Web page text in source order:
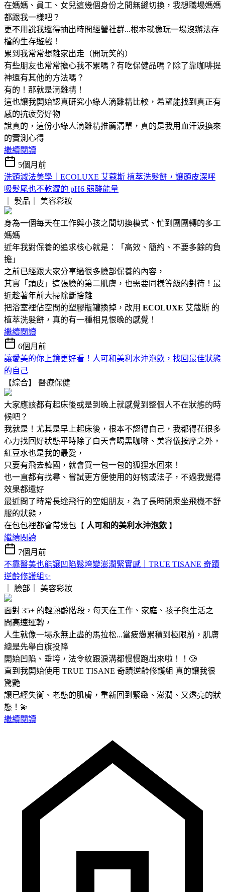
在媽媽、員工、女兒這幾個身份之間無縫切換，我想職場媽媽
都跟我一樣吧？
更不用說我還得抽出時間經營社群...根本就像玩一場沒辦法存
檔的生存遊戲！
累到我常常想離家出走（開玩笑的）
有些朋友也常常擔心我不累嗎？有吃保健品嗎？除了靠咖啡提
神還有其他的方法嗎？
有的！那就是滴雞精！
這也讓我開始認真研究小綠人滴雞精比較，希望能找到真正有
感的抗疲勞好物
說真的，這份小綠人滴雞精推薦清單，真的是我用血汗淚換來
的實測心得
繼續閱讀
5個月前
洗頭減法美學｜ECOLUXE 艾蔻斯 植萃洗髮餅，讓頭皮深呼
吸髮尾也不乾澀的 pH6 弱酸能量
｜ 髮品｜ 美容彩妝
身為一個每天在工作與小孩之間切換模式、忙到團團轉的多工
媽媽
近年我對保養的追求核心就是：「高效、簡約、不要多餘的負
擔」
之前已經跟大家分享過很多臉部保養的內容，
其實「頭皮」這張臉的第二肌膚，也需要同樣等級的對待！最
近趁著年前大掃除斷捨離
把浴室裡佔空間的塑膠瓶罐換掉，改用 ECOLUXE 艾蔻斯 的
植萃洗髮餅，真的有一種相見恨晚的感覺！
繼續閱讀
6個月前
讓愛美的你上鏡更好看！人可和美利水沖泡飲，找回最佳狀態
的自己
【綜合】 醫療保健
大家應該都有起床後或是到晚上就感覺到整個人不在狀態的時
候吧？
我就是！ 尤其是早上起床後， 根本不認得自己， 我都得花很多
心力找回好狀態平時除了白天會喝黑咖啡、美容儀按摩之外，
紅豆水也是我的最愛，
只要有飛去韓國，就會買一包一包的狐狸水回來！
也一直都有找尋、嘗試更方便使用的好物或法子，不過我覺得
效果都還好
最近問了時常長途飛行的空姐朋友，為了長時間乘坐飛機不舒
服的狀態，
在包包裡都會帶幾包【 人可和的美利水沖泡飲 】
繼續閱讀
7個月前
不靠醫美也能讓凹陷鬆垮變澎潤緊實感｜TRUE TISANE 奇蹟
逆齡修護組✨
｜ 臉部｜ 美容彩妝
面對 35+ 的輕熟齡階段，每天在工作、家庭、孩子與生活之
間高速運轉，
人生就像一場永無止盡的馬拉松...當疲憊累積到極限前，肌膚
總是先舉白旗投降
開始凹陷、垂垮，法令紋跟淚溝都慢慢跑出來啦！！🥲
直到我開始使用 TRUE TISANE 奇蹟逆齡修護組 真的讓我很
驚艷
讓已經失衡、老態的肌膚，重新回到緊緻、澎潤、又透亮的狀
態！💫
繼續閱讀